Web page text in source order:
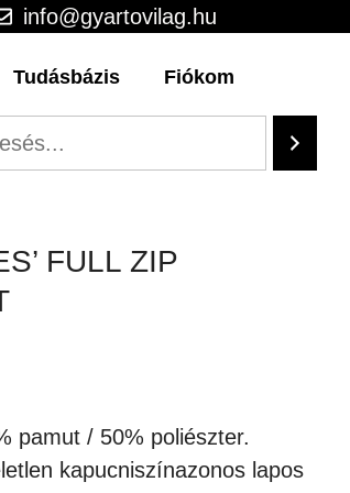
info@gyartovilag.hu
Tudásbázis Fiókom
FULL ZIP
pamut / 50% poliészter.
kapucniszínazonos lapos